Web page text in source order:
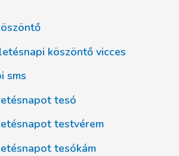
köszöntő vicces
sms
tesó
testvérem
tesókám